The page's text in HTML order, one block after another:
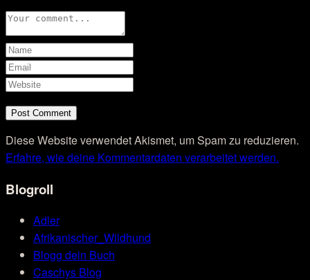
Diese Website verwendet Akismet, um Spam zu reduzieren.
Erfahre, wie deine Kommentardaten verarbeitet werden.
Blogroll
Adler
Afrikanischer_Wildhund
Blogg dein Buch
Caschys Blog